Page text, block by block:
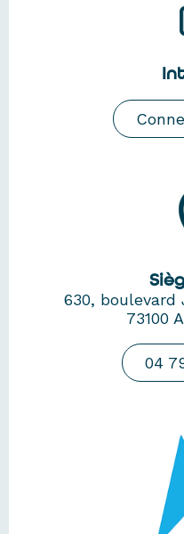
630,
73100
04